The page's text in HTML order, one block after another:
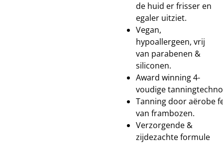
de huid er frisser en
egaler uitziet.
Vegan,
hypoallergeen, vrij
van parabenen &
siliconen.
Award winning 4-
voudige
Tanning door aërobe
van frambozen.
Verzorgende &
zijdezachte formule